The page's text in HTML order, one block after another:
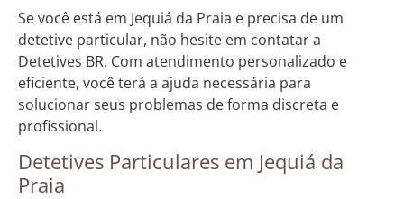
Se você está em Jequiá da Praia e precisa de um
detetive particular, não hesite em contatar a
Detetives BR. Com atendimento personalizado e
eficiente, você terá a ajuda necessária para
solucionar seus problemas de forma discreta e
profissional.
Detetives Particulares em Jequiá da
Praia